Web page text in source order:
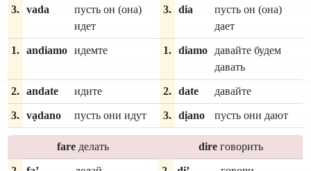
3. vada
пусть он (она)
идет
3. dia
пусть он (она)
дает
1. andiamo идемте 1. diamo
давайте будем
давать
2. andate идите 2. date давайте
3. vạdano пусть они идут 3. dịano пусть они дают
fare делать direговорить